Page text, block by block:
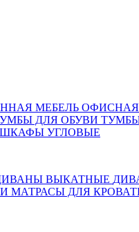
МЕБЕЛЬ ОФИСНАЯ
ДЛЯ ОБУВИ
ШКАФЫ УГЛОВЫЕ
ВЫКАТНЫЕ
МАТРАСЫ ДЛЯ